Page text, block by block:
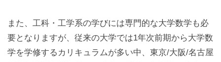
また、工科・工学系の学びには専門的な大学数学も必
要となりますが、従来の大学では1年次前期から大学数
学を学修するカリキュラムが多い中、東京/大阪/名古屋